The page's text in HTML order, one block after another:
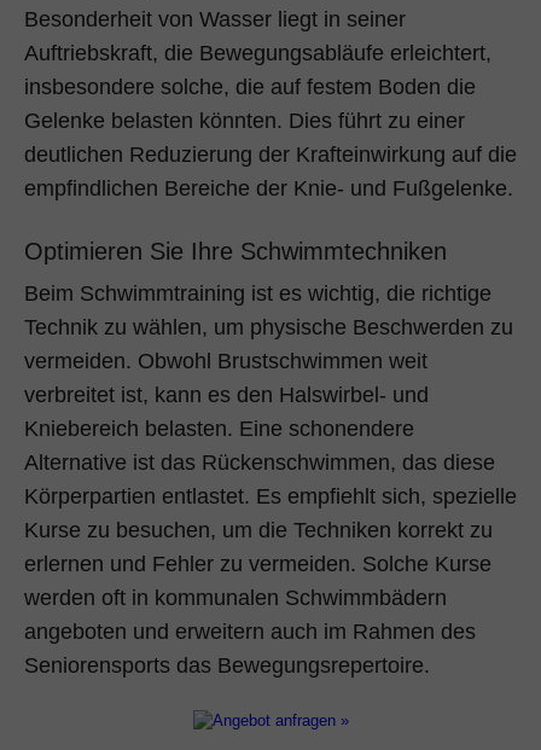
Besonderheit von Wasser liegt in seiner
Auftriebskraft, die Bewegungsabläufe erleichtert,
insbesondere solche, die auf festem Boden die
Gelenke belasten könnten. Dies führt zu einer
deutlichen Reduzierung der Krafteinwirkung auf die
empfindlichen Bereiche der Knie- und Fußgelenke.
Optimieren Sie Ihre Schwimmtechniken
Beim Schwimmtraining ist es wichtig, die richtige
Technik zu wählen, um physische Beschwerden zu
vermeiden. Obwohl Brustschwimmen weit
verbreitet ist, kann es den Halswirbel- und
Kniebereich belasten. Eine schonendere
Alternative ist das Rückenschwimmen, das diese
Körperpartien entlastet. Es empfiehlt sich, spezielle
Kurse zu besuchen, um die Techniken korrekt zu
erlernen und Fehler zu vermeiden. Solche Kurse
werden oft in kommunalen Schwimmbädern
angeboten und erweitern auch im Rahmen des
Seniorensports das Bewegungsrepertoire.